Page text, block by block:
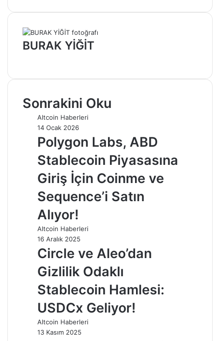
BURAK YİĞİT
Sonrakini Oku
Altcoin Haberleri
14 Ocak 2026
Polygon Labs, ABD
Stablecoin Piyasasına
Giriş İçin Coinme ve
Sequence’i Satın
Alıyor!
Altcoin Haberleri
16 Aralık 2025
Circle ve Aleo’dan
Gizlilik Odaklı
Stablecoin Hamlesi:
USDCx Geliyor!
Altcoin Haberleri
13 Kasım 2025